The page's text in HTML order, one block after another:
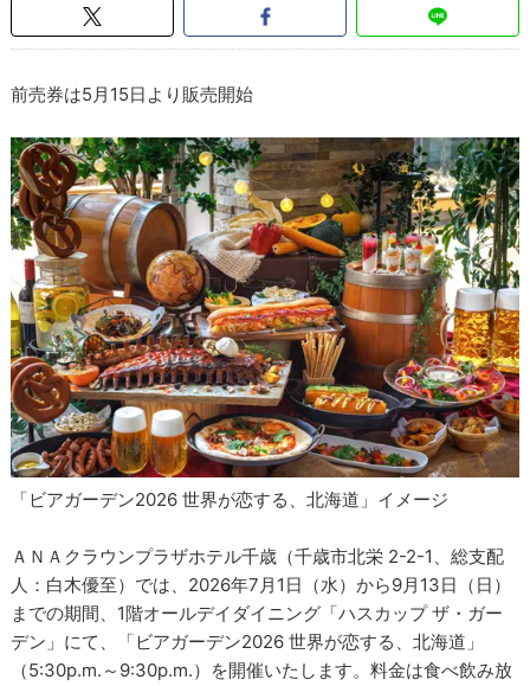
前売券は5月15日より販売開始
「ビアガーデン2026 世界が恋する、北海道」イメージ
ＡＮＡクラウンプラザホテル千歳（千歳市北栄 2-2-1、総支配
人：白木優至）では、2026年7月1日（水）から9月13日（日）
までの期間、1階オールデイダイニング「ハスカップ ザ・ガー
デン」にて、「ビアガーデン2026 世界が恋する、北海道」
（5:30p.m.～9:30p.m.）を開催いたします。料金は食べ飲み放